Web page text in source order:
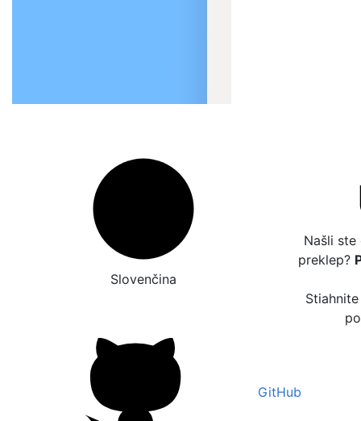
Slovenčina
Našli
preklep?
GitHub